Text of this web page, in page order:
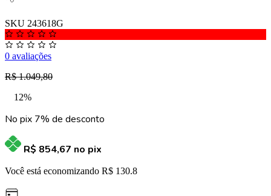
SKU 243618G
0 avaliações
R$ 1.049,80
12%
No pix 7% de desconto
R$ 854,67 no pix
Você está economizando R$ 130.8